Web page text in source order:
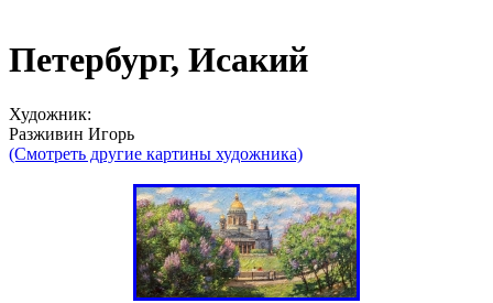
Петербург, Исакий
Художник:
Разживин Игорь
(Смотреть другие картины художника)